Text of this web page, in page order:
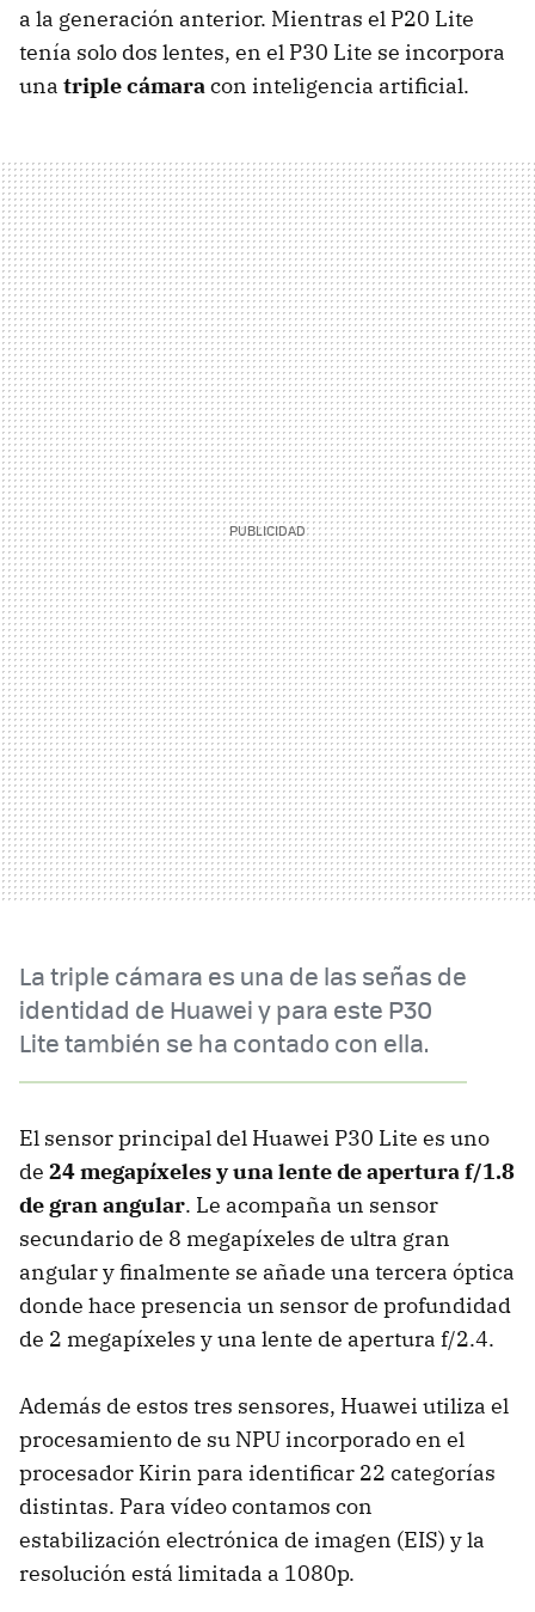
a la generación anterior. Mientras el P20 Lite
tenía solo dos lentes, en el P30 Lite se incorpora
una triple cámaracon inteligencia artificial.
La triple cámara es una de las señas de
identidad de Huawei y para este P30
Lite también se ha contado con ella.
El sensor principal del Huawei P30 Lite es uno
de 24 megapíxeles y una lente de apertura f/1.8
de gran angular. Le acompaña un sensor
secundario de 8 megapíxeles de ultra gran
angular y finalmente se añade una tercera óptica
donde hace presencia un sensor de profundidad
de 2 megapíxeles y una lente de apertura f/2.4.
Además de estos tres sensores, Huawei utiliza el
procesamiento de su NPU incorporado en el
procesador Kirin para identificar 22 categorías
distintas. Para vídeo contamos con
estabilización electrónica de imagen (EIS) y la
resolución está limitada a 1080p.